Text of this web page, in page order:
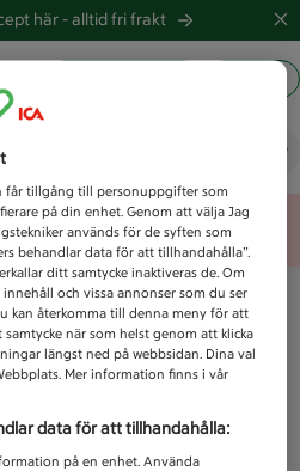
här -alltid fri frakt
idag?
error
får tillgång till personuppgifter som
på din enhet. Genom att välja Jag
används för de syften som
behandlar data för att tillhandahålla”.
ditt samtycke inaktiveras de. Om
och vissa annonser som du ser
kan återkomma till denna meny för att
när som helst genom att klicka
längst ned på webbsidan. Dina val
Mer information finns i vår
data för att tillhandahålla:
på en enhet. Använda